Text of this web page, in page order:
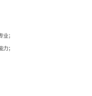
业；
力；